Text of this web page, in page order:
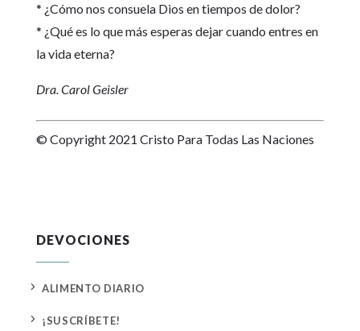
* ¿Cómo nos consuela Dios en tiempos de dolor?
* ¿Qué es lo que más esperas dejar cuando entres en
la vida eterna?
Dra. Carol Geisler
© Copyright 2021 Cristo Para Todas Las Naciones
DEVOCIONES
5 ALIMENTO DIARIO
5 ¡SUSCRÍBETE!